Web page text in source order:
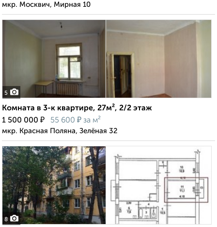
мкр. Москвич, Мирная 10
5
Комната в 3-к квартире, 27м², 2/2 этаж
1 500 000 ₽ 55 600 ₽ за м²
мкр. Красная Поляна, Зелёная 32
8